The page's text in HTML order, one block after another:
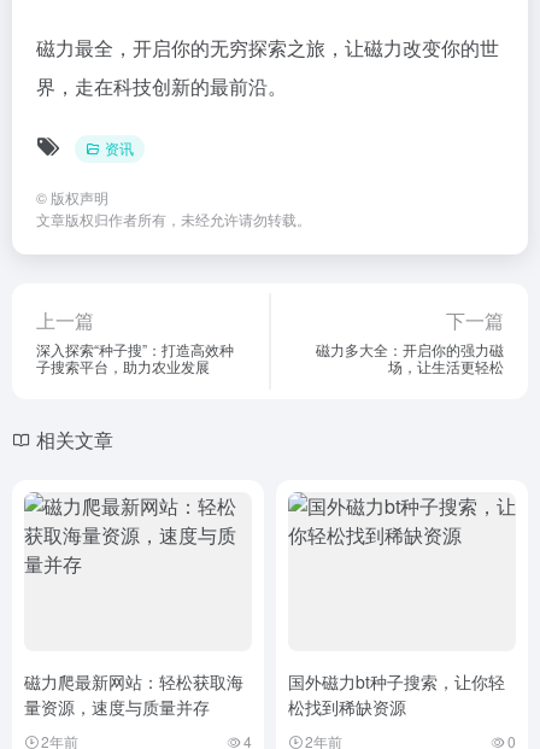
磁力最全，开启你的无穷探索之旅，让磁力改变你的世
界，走在科技创新的最前沿。
资讯
© 版权声明
文章版权归作者所有，未经允许请勿转载。
上一篇
深入探索“种子搜”：打造高效种
子搜索平台，助力农业发展
下一篇
磁力多大全：开启你的强力磁
场，让生活更轻松
相关文章
磁力爬最新网站：轻松获取海
量资源，速度与质量并存
2年前 4
国外磁力bt种子搜索，让你轻
松找到稀缺资源
2年前 0